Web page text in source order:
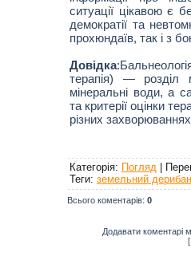
ситуації цікавою є
демократії та
прохюндаїв, так і з
Довідка
терапія) — розділ
мінеральні води, а
та критерії оцінки
різних
Категорія: Погляд |
Теги: земельний дерибан
Всього коментарів: 0
Додавати коментарі